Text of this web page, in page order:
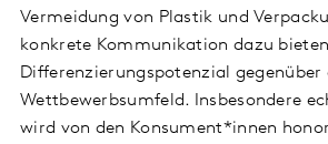
Vermeidung von Plastik und
konkrete Kommunikation dazu
Differenzierungspotenzial gegenüber
Wettbewerbsumfeld. Insbesondere
wird von den Konsument*innen